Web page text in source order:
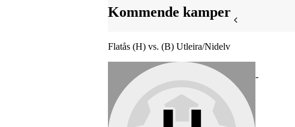
Kommende kamper
Flatås (H) vs. (B) Utleira/Nidelv
-